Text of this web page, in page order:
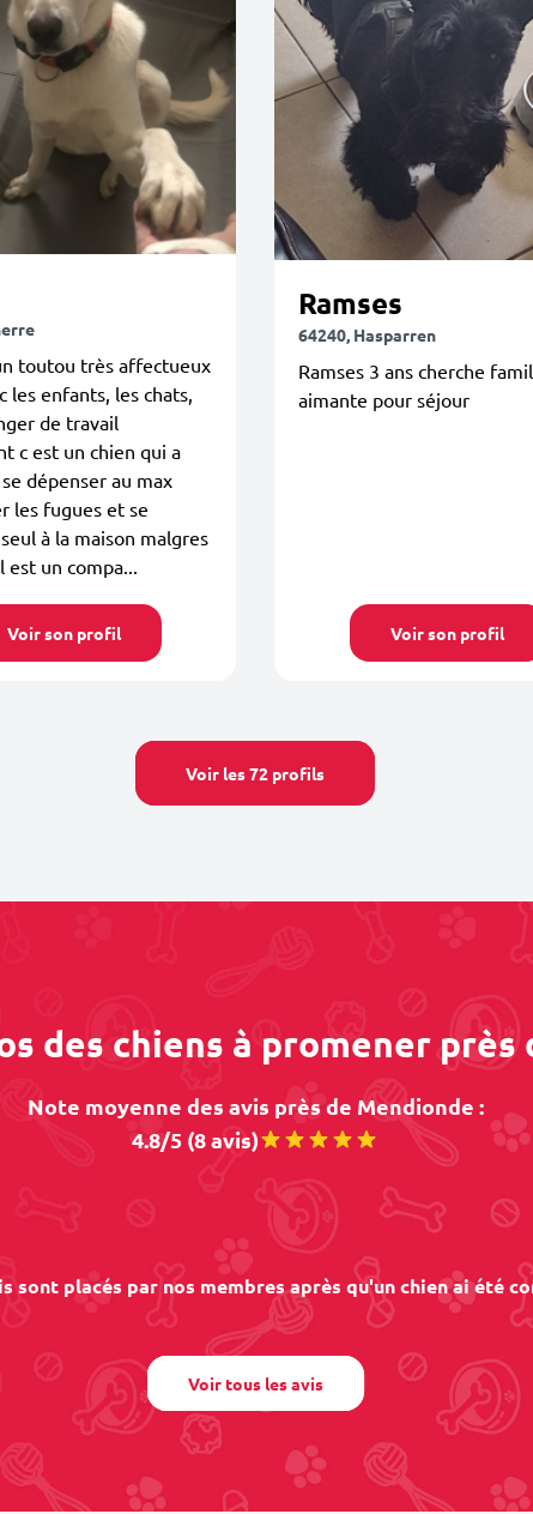
toutou très affectueux
les enfants, les chats,
de travail
c est un chien qui a
dépenser au max
les fugues et se
à la maison malgres
est un compa...
Voir son profil
Ramses
64240, Hasparren
Ramses 3 ans cherche
aimante pour séjour
Voir son profil
Voir les 72 profils
des chiens à promener près
Note moyenne des avis près de Mendionde :
4.8/5 (8 avis)
sont placés par nos membres après qu'un chien ai été
Voir tous les avis